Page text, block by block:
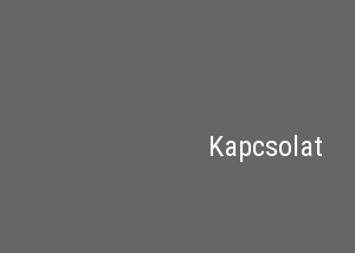
Kapcsolat